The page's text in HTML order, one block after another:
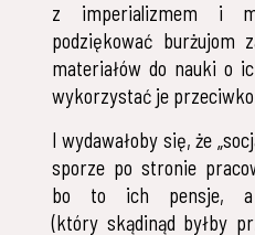
z imperializmem i
podziękować burżujom
materiałów do nauki o
wykorzystać je
I wydawałoby się, że
sporze po stronie
bo to ich pensje,
(który skądinąd byłby